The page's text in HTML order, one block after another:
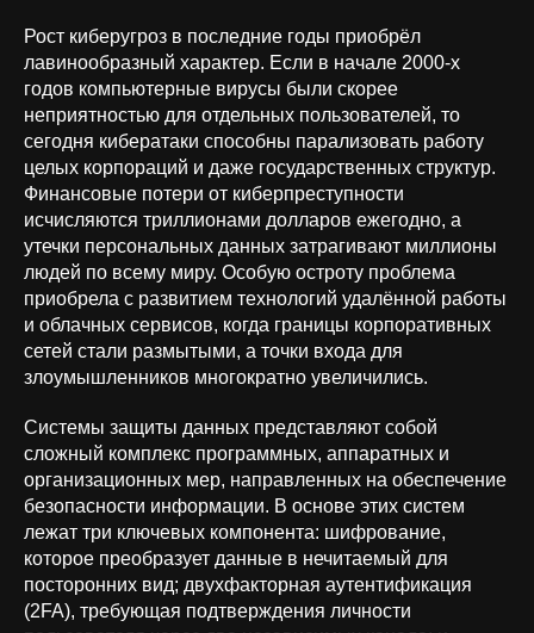
Рост киберугроз в последние годы приобрёл
лавинообразный характер. Если в начале 2000-х
годов компьютерные вирусы были скорее
неприятностью для отдельных пользователей, то
сегодня кибератаки способны парализовать работу
целых корпораций и даже государственных структур.
Финансовые потери от киберпреступности
исчисляются триллионами долларов ежегодно, а
утечки персональных данных затрагивают миллионы
людей по всему миру. Особую остроту проблема
приобрела с развитием технологий удалённой работы
и облачных сервисов, когда границы корпоративных
сетей стали размытыми, а точки входа для
злоумышленников многократно увеличились.
Системы защиты данных представляют собой
сложный комплекс программных, аппаратных и
организационных мер, направленных на обеспечение
безопасности информации. В основе этих систем
лежат три ключевых компонента: шифрование,
которое преобразует данные в нечитаемый для
посторонних вид; двухфакторная аутентификация
(2FA), требующая подтверждения личности